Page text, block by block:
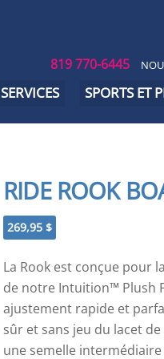
819 770-6445
SERVICES SPORTS ET
RIDE ROOK
269,95 $
La Rook est conçue pour
de notre Intuition™ Plush
ajustement rapide et
sûr et sans jeu du lacet
une semelle